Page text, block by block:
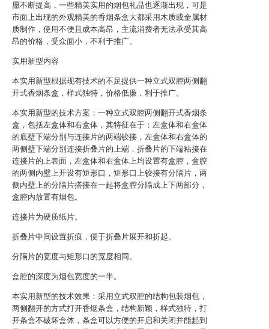
愿不断提高，一些精美实用的烟包礼品也逐渐出现，可是
市面上出现的外观精美的香烟条盒大都采用木质或金属材
质制作，使用不便且成本高昂，主流消费者无法承受其高
昂的价格，受众面小，不利于推广。
实用新型内容
本实用新型根据现有技术的不足提供一种立式双腔两侧翻
开式香烟条盒，样式独特，价格低廉，利于推广。
本实用新型的技术方案：一种立式双腔两侧翻开式香烟条
盒，包括左盒体和右盒体，其特征在于：左盒体和右盒体
的底壁下端分别与连接片的两端铰接，左盒体和右盒体的
两侧壁下端分别连接折叠片的上端，折叠片的下端粘接在
连接片的上表面，左盒体和右盒体上均设置有盒腔，盒腔
的两侧内壁上开设有矩形口，矩形口上铰接有分隔片，两
侧内壁上的分隔片搭接在一起将盒腔分隔成上下两部分，
盒腔内放置有烟包。
连接片为硬质纸片。
折叠片中间设置折痕，便于折叠片展开和折起。
分隔片的宽度与矩形口的宽度相同。
盒腔的深度为烟包宽度的一半。
本实用新型的技术效果：采用立式双腔的结构包装烟包，
两侧翻开的方式打开香烟条盒，结构新颖，样式独特，打
开条盒不破坏盒体，条盒可以方便的开启和关闭并能起到